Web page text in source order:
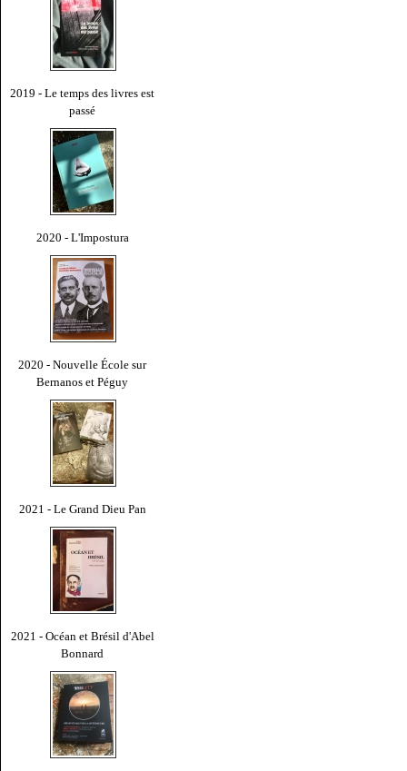
2019 - Le temps des livres est
passé
2020 - L'Impostura
2020 - Nouvelle École sur
Bernanos et Péguy
2021 - Le Grand Dieu Pan
2021 - Océan et Brésil d'Abel
Bonnard